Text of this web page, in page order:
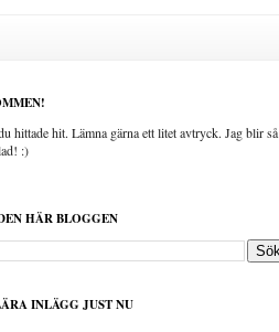
hittade hit. Lämna gärna ett litet avtryck. Jag blir så
:)
HÄR BLOGGEN
INLÄGG JUST NU